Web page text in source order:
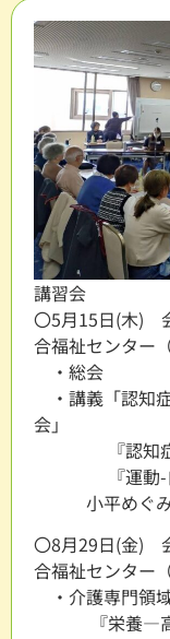
講習会
〇5月15日(木)
合福祉センター
・総会
・講義「認知
会」
『認知症ケ
『運動-自立
小平めぐみ
〇8月29日(金)
合福祉センター
・介護専門領
『栄養―高齢